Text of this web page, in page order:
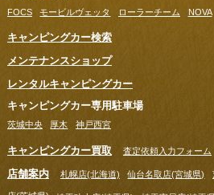
FOCS モービルヴェッタ ローラーチーム NOVA
キャンピングカー検索
メンテナンスショップ
レンタルキャンピングカー
キャンピングカー専用駐車場
茨城中央 厚木 神戸西宮
キャンピングカー買取 査定依頼入力フォーム
店舗案内 札幌店(北海道) 仙台名取店(宮城県)